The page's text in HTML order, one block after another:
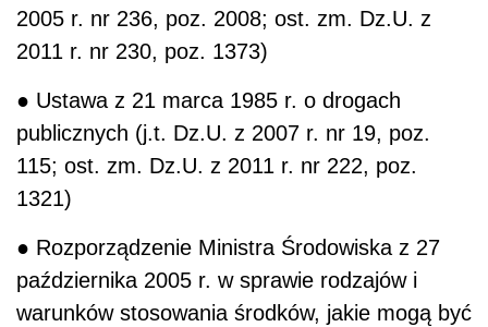
2005 r. nr 236, poz. 2008; ost. zm. Dz.U. z
2011 r. nr 230, poz. 1373)
● Ustawa z 21 marca 1985 r. o drogach
publicznych (j.t. Dz.U. z 2007 r. nr 19, poz.
115; ost. zm. Dz.U. z 2011 r. nr 222, poz.
1321)
● Rozporządzenie Ministra Środowiska z 27
października 2005 r. w sprawie rodzajów i
warunków stosowania środków, jakie mogą być